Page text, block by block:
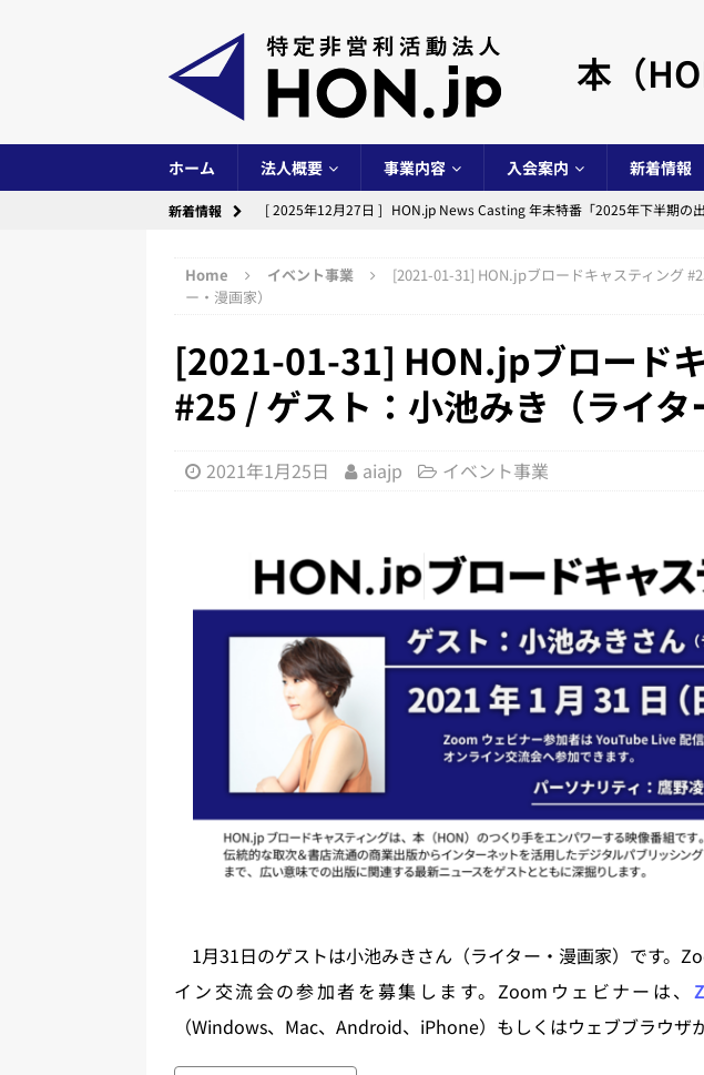
本（
ホーム 法人概要 事業内容 入会案内 新着情報
新着情報 [ 2025年12月27日 ] HON.jp News Casting 年末特番「2025年下半期の
[ 2025年12月24日 ]
出版創作イベント「ノベルジャムマラソン in 阿賀
[ 2025年6月29日 ]
HON.jp News Casting 年末特番「2025年上半期の
イベント事業
[ 2024年12月29日 ] HON.jp News Casting 年末特番「2024年の出版ニ
幸×菊池健×libro×古幡瑞穂×西田宗千佳×鷹野凌
イベント事業
出版創作イベント「NovelJam 2024」開催報告
[ 2024年9月9日 ]
デジタル・パブリッシングのオープンカンファレンス
開催報告
イベント事業
[ 2026年6月20日 ]
第11期（2025年度）活動報告および会計報告と総会
Home イベント事業
[2021-01-31] HON.jpブロードキャスティング
ー・漫画家）
[2021-01-31] HON.jpブロード
#25 / ゲスト：小池みき（ライタ
2021年1月25日 aiajp イベント事業
1月31日のゲストは小池みきさん（ライター・漫画家）です。
イン交流会の参加者を募集します。Zoomウェビナーは、
（Windows、Mac、Android、iPhone）もしくはウェブブラウザ